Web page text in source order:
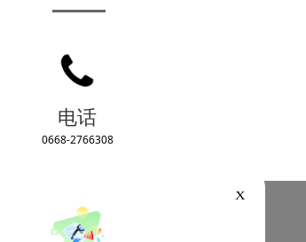
电话
0668-2766308